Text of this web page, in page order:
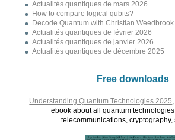
Actualités quantiques de mars 2026
How to compare logical qubits?
Decode Quantum with Christian
Actualités quantiques de février 2026
Actualités quantiques de janvier 2026
Actualités quantiques de décembre 2025
Free downloads
Understanding Quantum Technologies 2025
ebook about all quantum technologies
telecommunications, cryptography,